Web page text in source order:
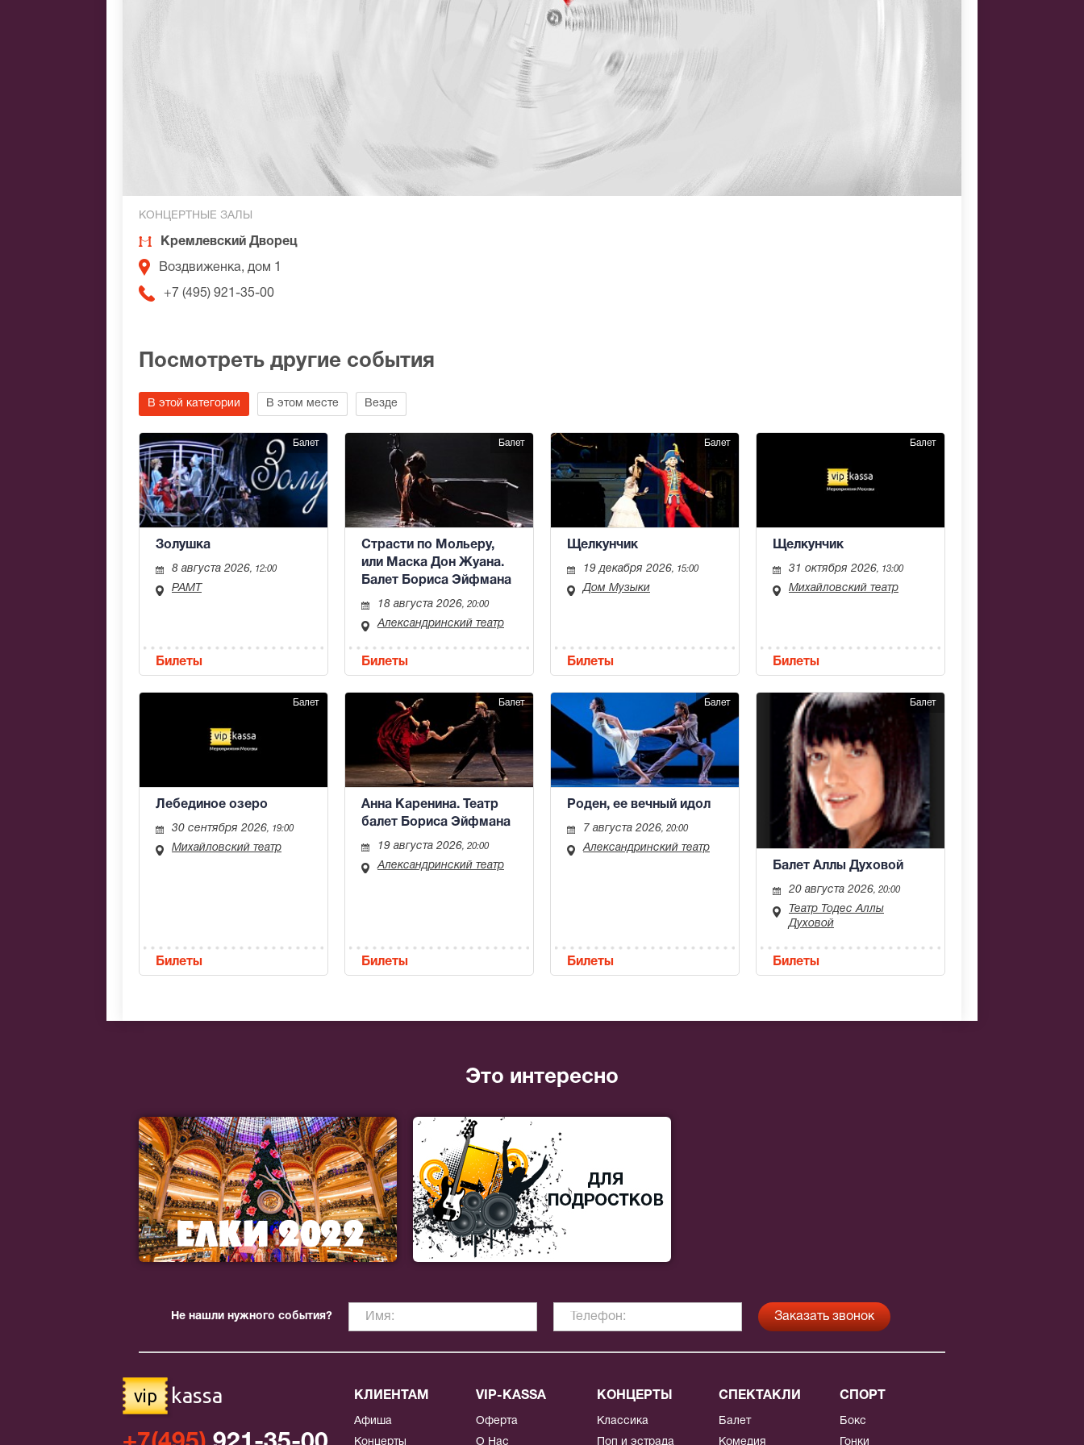
КОНЦЕРТНЫЕ ЗАЛЫ
Кремлевский Дворец
Воздвиженка, дом 1
+7 (495) 921-35-00
Посмотреть другие события
В этой категории В этом месте Везде
Балет
Золушка
8 августа 2026, 12:00
РАМТ
Билеты
Балет
Страсти по Мольеру,
или Маска Дон Жуана.
Балет Бориса Эйфмана
18 августа 2026, 20:00
Александринский театр
Билеты
Балет
Щелкунчик
19 декабря 2026, 15:00
Дом Музыки
Билеты
Балет
Щелкунчик
31 октября 2026, 13:00
Михайловский театр
Билеты
Балет
Лебединое озеро
30 сентября 2026, 19:00
Михайловский театр
Билеты
Балет
Анна Каренина. Театр
балет Бориса Эйфмана
19 августа 2026, 20:00
Александринский театр
Билеты
Балет
Роден, ее вечный идол
7 августа 2026, 20:00
Александринский театр
Билеты
Балет
Балет Аллы Духовой
20 августа 2026, 20:00
Театр Тодес Аллы
Духовой
Билеты
Это интересно
Не нашли нужного события?
vip kassa КЛИЕНТАМ
Афиша
Концерты
VIP-KASSA
Оферта
О Нас
КОНЦЕРТЫ
Классика
Поп и эстрада
СПЕКТАКЛИ
Балет
Комедия
СПОРТ
Бокс
Гонки